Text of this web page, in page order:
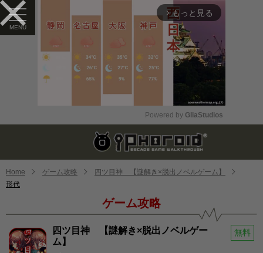
arrow_forward_ios もっと見る
Mute
Powered by GliaStudios
Home ゲーム攻略
四ツ目神 【謎解き×脱出ノベルゲーム】
形代
ゲーム攻略
四ツ目神 【謎解き×脱出ノベルゲー
ム】
無料